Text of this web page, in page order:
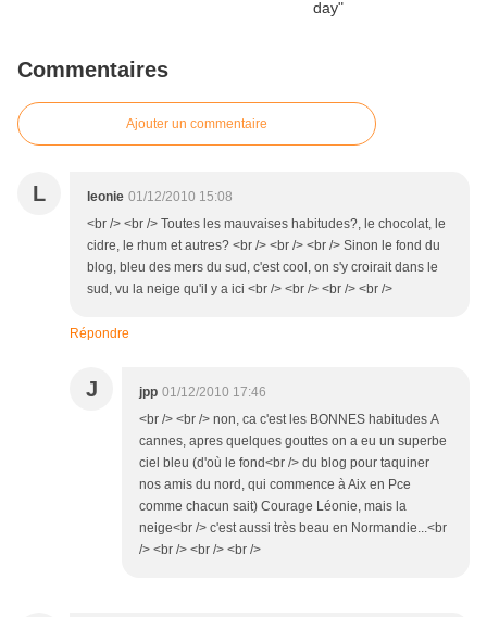
Commentaires
Ajouter un commentaire
L leonie 01/12/2010 15:08
<br /> <br /> Toutes les mauvaises habitudes?, le chocolat, le
cidre, le rhum et autres? <br /> <br /> <br /> Sinon le fond du
blog, bleu des mers du sud, c'est cool, on s'y croirait dans le
sud, vu la neige qu'il y a ici <br /> <br /> <br /> <br />
Répondre
J jpp 01/12/2010 17:46
<br /> <br /> non, ca c'est les BONNES habitudes A
cannes, apres quelques gouttes on a eu un superbe
ciel bleu (d'où le fond<br /> du blog pour taquiner
nos amis du nord, qui commence à Aix en Pce
comme chacun sait) Courage Léonie, mais la
neige<br /> c'est aussi très beau en Normandie...<br
/> <br /> <br /> <br />